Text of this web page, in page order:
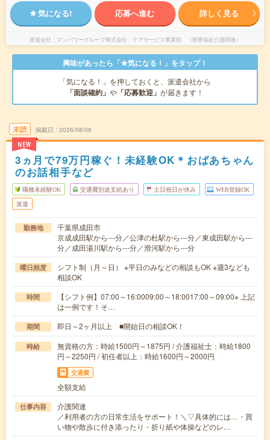
気になる! 応募へ進む 詳しく見る
派遣会社 マンパワーグループ株式会社 ケアサービス事業部 （医療福祉介護関連）
興味があったら「★気になる！」をタップ！
「気になる！」を押しておくと、派遣会社から
「面談確約」 や 「応募歓迎」 が届きます！
未読
NEW
掲載日 2026/08/06
3ヵ月で79万円稼ぐ！未経験OK＊おばあちゃん
のお話相手など
職種未経験OK 交通費別途支給あり 土日祝日が休み WEB登録OK
派遣
勤務地
千葉県成田市
京成成田駅から---分／公津の杜駅から---分／東成田駅から---
分／成田湯川駅から---分／滑河駅から---分
曜日頻度
シフト制（月～日） ※平日のみなどの相談もOK ※週3なども
相談OK
時間
【シフト例】07:00～16:0009:00～18:0017:00～09:00※ 上記
は一例です！そ…
期間 即日～2ヶ月以上 ■開始日の相談OK！
時給
無資格の方：時給1500円～1875円 / 介護福祉士：時給1800
円～2250円 / 初任者以上：時給1600円～2000円
交通費
全額支給
仕事内容
介護関連
／利用者の方の日常生活をサポート！＼▽具体的には…・買
い物や散歩に付き添ったり・折り紙や体操などのレ…